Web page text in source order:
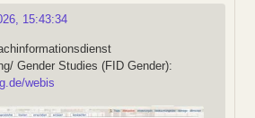
15:43:34
Gender Studies (FID Gender):
webis